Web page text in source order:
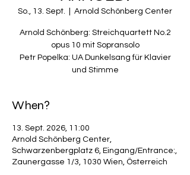
So., 13. Sept. Arnold Schönberg Center
Arnold Schönberg: Streichquartett No.2
opus 10 mit Sopransolo
Petr Popelka: UA Dunkelsang für Klavier
und Stimme
When?
13. Sept. 2026, 11:00
Arnold Schönberg Center,
Schwarzenbergplatz 6, Eingang/Entrance:,
Zaunergasse 1/3, 1030 Wien, Österreich